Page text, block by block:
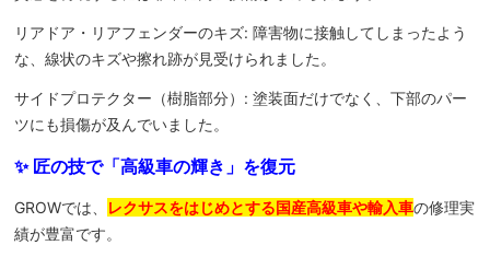
リアドア・リアフェンダーのキズ: 障害物に接触してしまったよう
な、線状のキズや擦れ跡が見受けられました。
サイドプロテクター（樹脂部分）: 塗装面だけでなく、下部のパー
ツにも損傷が及んでいました。
✨ 匠の技で「高級車の輝き」を復元
GROWでは、 レクサスをはじめとする国産高級車や輸入車の修理実
績が豊富です。